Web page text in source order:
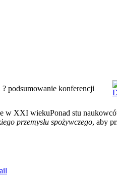
podsumowanie konferencji
Ponad stu
przemysłu spożywczego, aby